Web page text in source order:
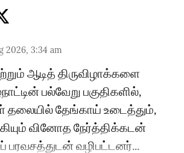
2026, 3:34 am
ஆடித் திருவிழாக்களை
பல்வேறு பகுதிகளில்,
தேங்காய் உடைத்தும்,
வினோத நேர்த்திக்கடன்
பரவசத்துடன் வழிபட்டனர்...